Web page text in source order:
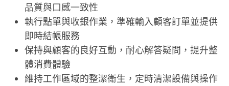
品質與口感一致性
執行點單與收銀作業，準確輸入顧客訂單並提供
即時結帳服務
保持與顧客的良好互動，耐心解答疑問，提升整
體消費體驗
維持工作區域的整潔衛生，定時清潔設備與操作